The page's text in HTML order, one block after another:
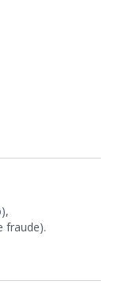
fraude).